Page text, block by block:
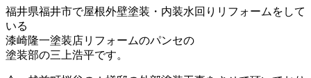
福井県福井市で屋根外壁塗装・内装水回りリフォームをして
いる
漆崎隆一塗装店リフォームのパンセの
塗装部の三上浩平です。